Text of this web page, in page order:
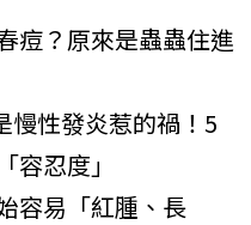
痘？原來是蟲蟲住進
慢性發炎惹的禍！5
容忍度」
容易「紅腫、長